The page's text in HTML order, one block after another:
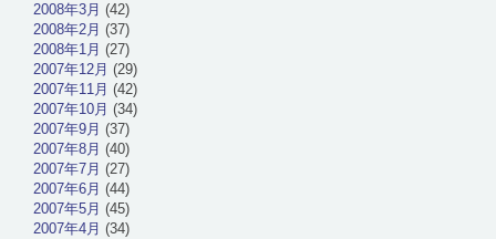
2008年3月 (42)
2008年2月 (37)
2008年1月 (27)
2007年12月 (29)
2007年11月 (42)
2007年10月 (34)
2007年9月 (37)
2007年8月 (40)
2007年7月 (27)
2007年6月 (44)
2007年5月 (45)
2007年4月 (34)